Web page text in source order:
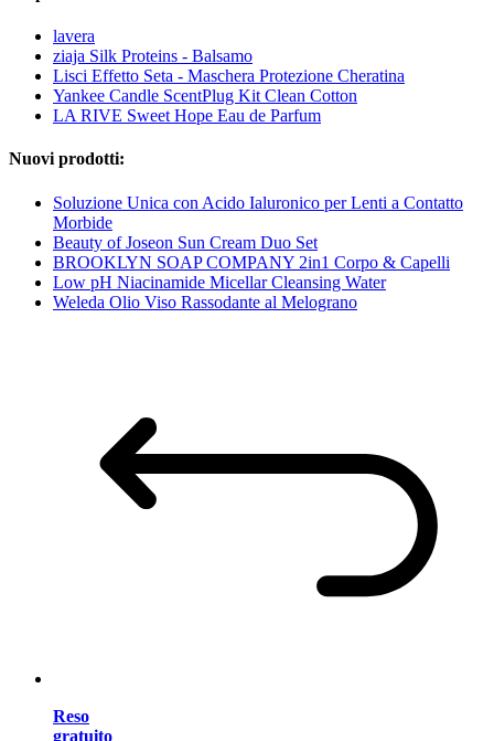
lavera
ziaja Silk Proteins - Balsamo
Lisci Effetto Seta - Maschera Protezione Cheratina
Yankee Candle ScentPlug Kit Clean Cotton
LA RIVE Sweet Hope Eau de Parfum
Nuovi prodotti:
Soluzione Unica con Acido Ialuronico per Lenti a Contatto
Morbide
Beauty of Joseon Sun Cream Duo Set
BROOKLYN SOAP COMPANY 2in1 Corpo & Capelli
Low pH Niacinamide Micellar Cleansing Water
Weleda Olio Viso Rassodante al Melograno
Reso
gratuito